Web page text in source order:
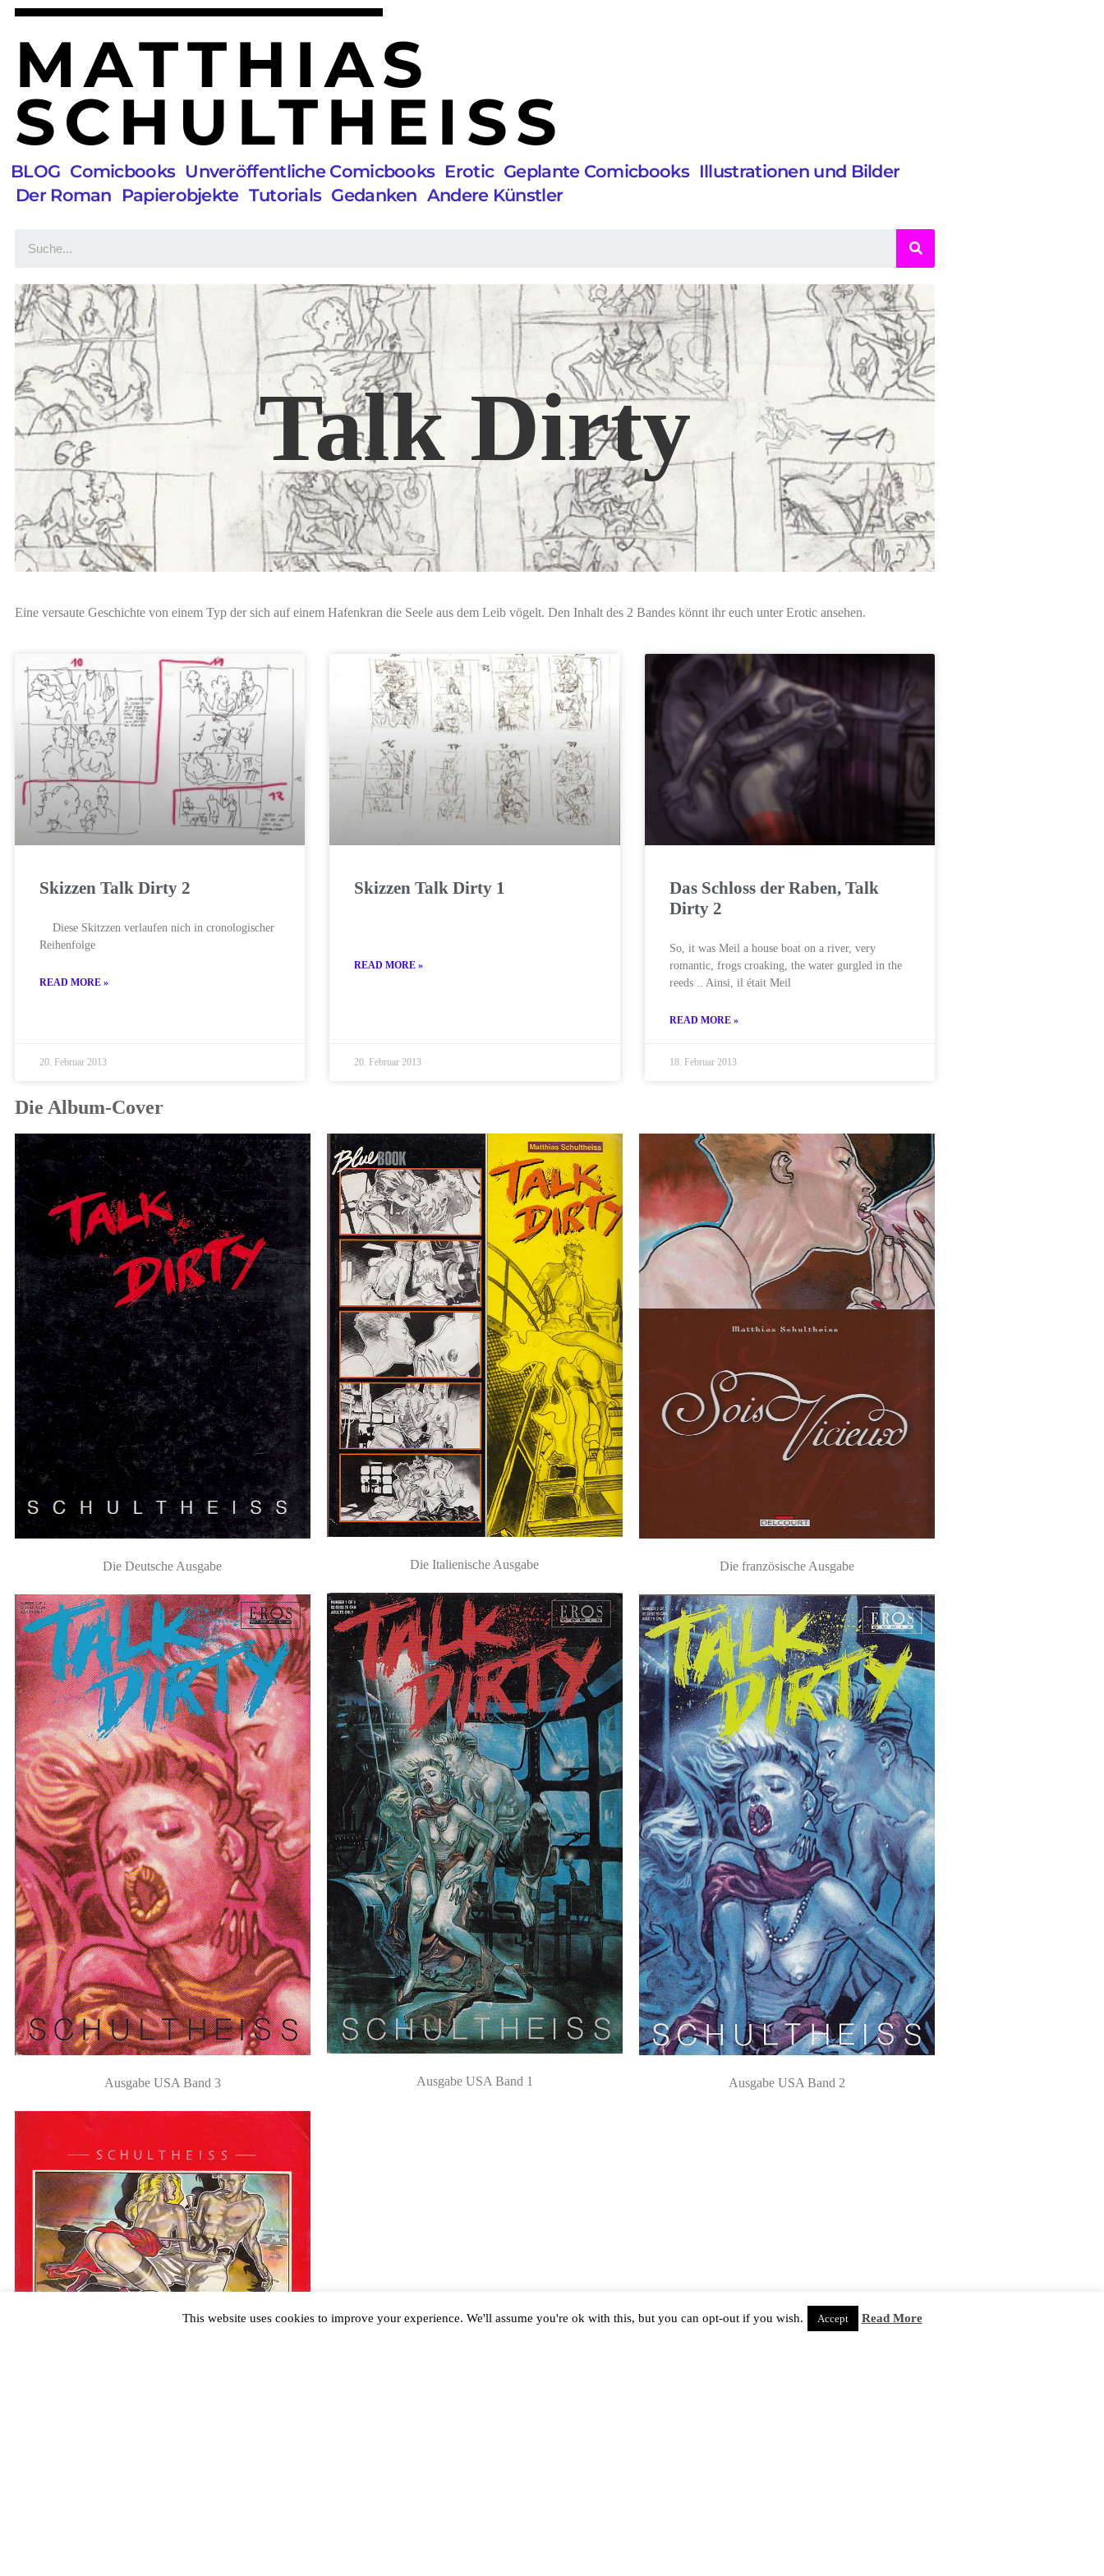
MATTHIAS
SCHULTHEISS
BLOG Comicbooks Unveröffentliche Comicbooks Erotic Geplante Comicbooks Illustrationen und Bilder
Der Roman Papierobjekte Tutorials Gedanken Andere Künstler
Talk Dirty
Eine versaute Geschichte von einem Typ der sich auf einem Hafenkran die Seele aus dem Leib vögelt. Den Inhalt des 2 Bandes könnt ihr euch unter Erotic ansehen.
Skizzen Talk Dirty 2
Diese Skitzzen verlaufen nich in cronologischer
Reihenfolge
READ MORE »
20. Februar 2013
Skizzen Talk Dirty 1
READ MORE »
20. Februar 2013
Das Schloss der Raben, Talk
Dirty 2
So, it was Meil ​​a house boat on a river, very
romantic, frogs croaking, the water gurgled in the
reeds .. Ainsi, il était Meil
READ MORE »
18. Februar 2013
Die Album-Cover
Die Deutsche Ausgabe
Ausgabe USA Band 3
Die Italienische Ausgabe
Ausgabe USA Band 1
Die französische Ausgabe
Ausgabe USA Band 2
This website uses cookies to improve your experience. We'll assume you're ok with this, but you can opt-out if you wish. Accept Read More